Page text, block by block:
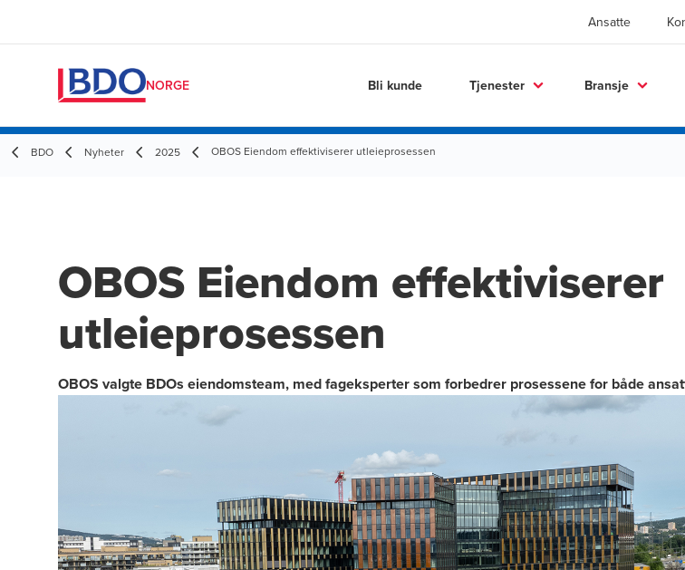
Ansatte
NORGE Bli kunde Tjenester Bransje
BDO Nyheter 2025 OBOS Eiendom effektiviserer utleieprosessen
OBOS Eiendom effektiviserer
utleieprosessen
OBOS valgte BDOs eiendomsteam, med fageksperter som forbedrer prosessene for både